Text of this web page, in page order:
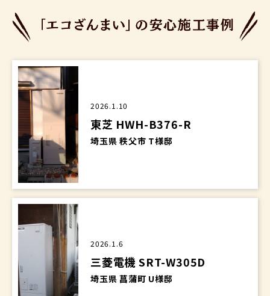
2026.1.10
東芝 HWH-B376-R
埼玉県 秩父市 T様邸
2026.1.6
三菱電機 SRT-W305D
埼玉県 菖蒲町 U様邸